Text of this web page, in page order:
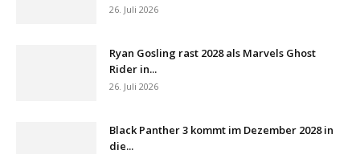
26. Juli 2026
Ryan Gosling rast 2028 als Marvels Ghost
Rider in...
26. Juli 2026
Black Panther 3 kommt im Dezember 2028 in
die...